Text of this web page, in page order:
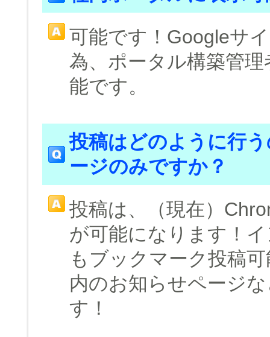
可能です！Googleサ
為、ポータル構築管
能です。
投稿はどのように行
ージのみですか？
投稿は、（現在）
が可能になります！
もブックマーク投稿
内のお知らせページ
す！